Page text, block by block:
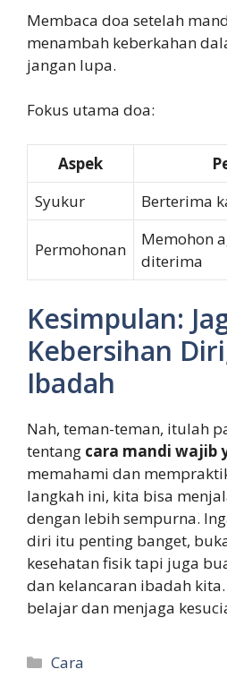
Membaca doa setelah
menambah keberkahan
jangan lupa.
Fokus utama doa:
Aspek
Syukur
Berterima
Permohonan
Memohon
diterima
Kesimpulan:
Kebersihan
Ibadah
Nah, teman-teman, itulah
tentang cara mandi wajib
memahami dan
langkah ini, kita bisa
dengan lebih sempurna.
diri itu penting banget,
kesehatan fisik tapi juga
dan kelancaran ibadah
belajar dan menjaga
Categories
Cara